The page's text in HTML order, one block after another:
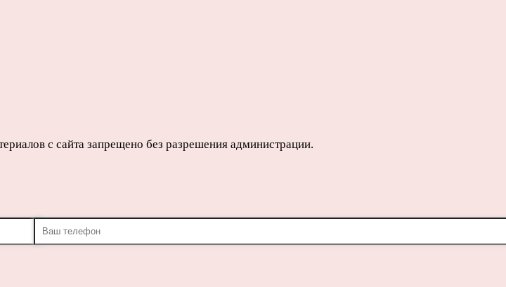
с сайта запрещено без разрешения администрации.